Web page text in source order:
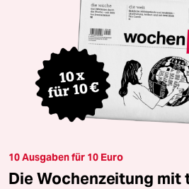
10 Ausgaben für 10 Euro
Die Wochenzeitung mit